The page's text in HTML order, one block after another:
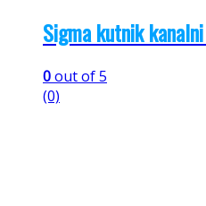
Sigma kutnik
0out of 5
(0)